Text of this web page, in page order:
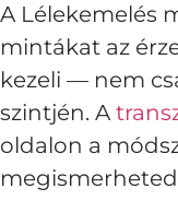
A Lélekemelés
mintákat az
kezeli — nem
szintjén. A
oldalon a